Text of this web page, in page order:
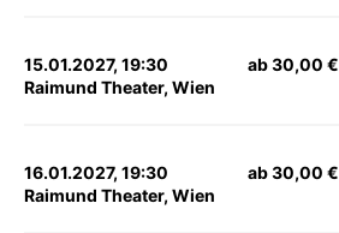
15.01.2027, 19:30
Raimund Theater, Wien
ab 30,00 €
16.01.2027, 19:30
Raimund Theater, Wien
ab 30,00 €